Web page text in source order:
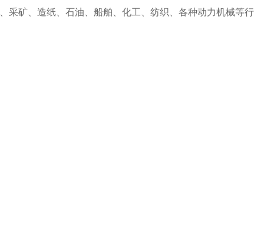
采矿、造纸、石油、船舶、化工、纺织、各种动力机械等行